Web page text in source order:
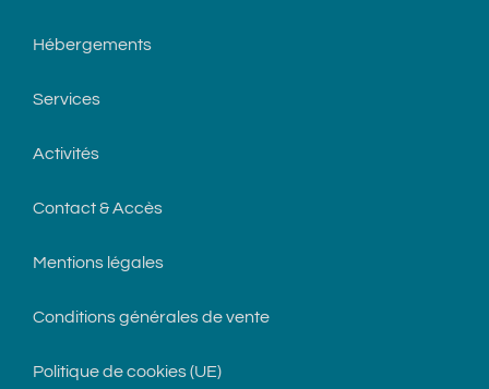
Hébergements
Services
Activités
Contact & Accès
Mentions légales
Conditions générales de vente
Politique de cookies (UE)